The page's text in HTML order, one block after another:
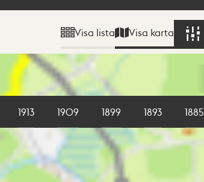
Visa lista Visa karta
1913 1909 1899 1893 1885